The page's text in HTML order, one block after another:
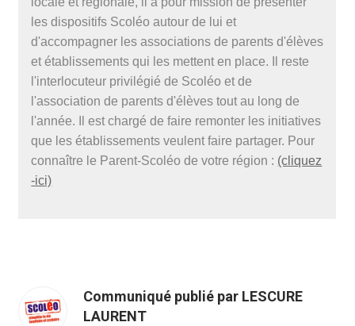
les dispositifs Scoléo autour de lui et
d'accompagner les associations de parents d'élèves
et établissements qui les mettent en place. Il reste
l'interlocuteur privilégié de Scoléo et de
l'association de parents d'élèves tout au long de
l'année. Il est chargé de faire remonter les initiatives
que les établissements veulent faire partager. Pour
connaître le Parent-Scoléo de votre région : (cliquez
-ici)
Communiqué publié par LESCURE
LAURENT